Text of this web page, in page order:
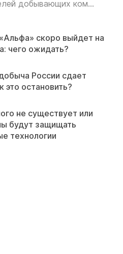
добывающих ком...
скоро выйдет на
чего ожидать?
России сдает
это остановить?
не существует или
будут защищать
технологии